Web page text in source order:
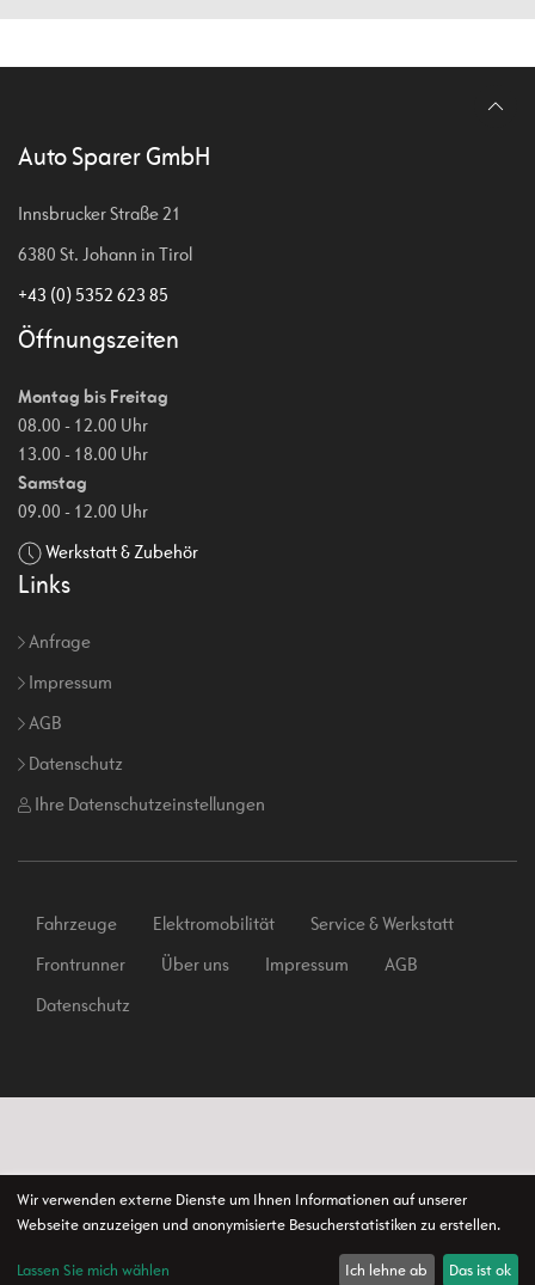
Auto Sparer GmbH
Innsbrucker Straße 21
6380 St. Johann in Tirol
+43 (0) 5352 623 85
Öffnungszeiten
Montag bis Freitag
08.00 - 12.00 Uhr
13.00 - 18.00 Uhr
Samstag
09.00 - 12.00 Uhr
Werkstatt & Zubehör
Links
Anfrage
Impressum
AGB
Datenschutz
Ihre Datenschutzeinstellungen
Fahrzeuge Elektromobilität
Service & Werkstatt
Frontrunner
Über uns Impressum
AGB
Datenschutz
Wir verwenden externe Dienste um Ihnen Informationen auf unserer
Webseite anzuzeigen und anonymisierte Besucherstatistiken zu erstellen.
Lassen Sie mich wählen Ich lehne ab Das ist ok